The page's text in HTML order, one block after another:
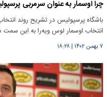
چرا اوسمار به‌ عنوان سرمربی
باشگاه پرسپولیس در تشریح روند
انتخاب اوسمار لوس ویه‌را به این سمت
۷ بهمن ۱۴۰۲ |۱۸:۲۸